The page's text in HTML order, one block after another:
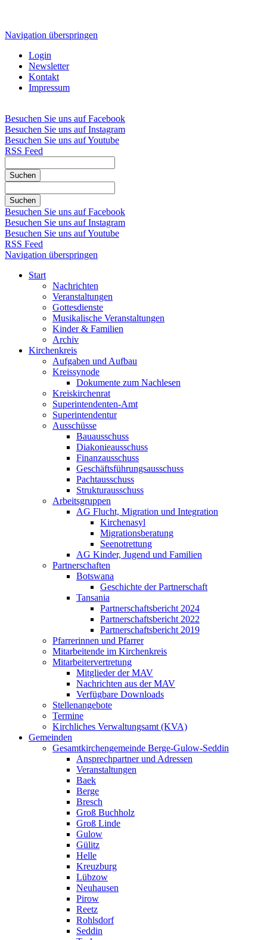
Navigation überspringen
Login
Newsletter
Kontakt
Impressum
Besuchen Sie uns auf Facebook
Besuchen Sie uns auf Instagram
Besuchen Sie uns auf Youtube
RSS Feed
Suchen
Suchen
Besuchen Sie uns auf Facebook
Besuchen Sie uns auf Instagram
Besuchen Sie uns auf Youtube
RSS Feed
Navigation überspringen
Start
Nachrichten
Veranstaltungen
Gottesdienste
Musikalische Veranstaltungen
Kinder & Familien
Archiv
Kirchenkreis
Aufgaben und Aufbau
Kreissynode
Dokumente zum Nachlesen
Kreiskirchenrat
Superintendenten-Amt
Superintendentur
Ausschüsse
Bauausschuss
Diakonieausschuss
Finanzausschuss
Geschäftsführungsausschuss
Pachtausschuss
Strukturausschuss
Arbeitsgruppen
AG Flucht, Migration und Integration
Kirchenasyl
Migrationsberatung
Seenotrettung
AG Kinder, Jugend und Familien
Partnerschaften
Botswana
Geschichte der Partnerschaft
Tansania
Partnerschaftsbericht 2024
Partnerschaftsbericht 2022
Partnerschaftsbericht 2019
Pfarrerinnen und Pfarrer
Mitarbeitende im Kirchenkreis
Mitarbeitervertretung
Mitglieder der MAV
Nachrichten aus der MAV
Verfügbare Downloads
Stellenangebote
Termine
Kirchliches Verwaltungsamt (KVA)
Gemeinden
Gesamtkirchengemeinde Berge-Gulow-Seddin
Ansprechpartner und Adressen
Veranstaltungen
Baek
Berge
Bresch
Groß Buchholz
Groß Linde
Gulow
Gülitz
Helle
Kreuzburg
Lübzow
Neuhausen
Pirow
Reetz
Rohlsdorf
Seddin